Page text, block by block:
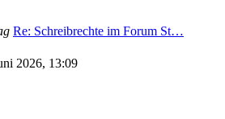
Re: Schreibrechte im Forum St…
2026, 13:09